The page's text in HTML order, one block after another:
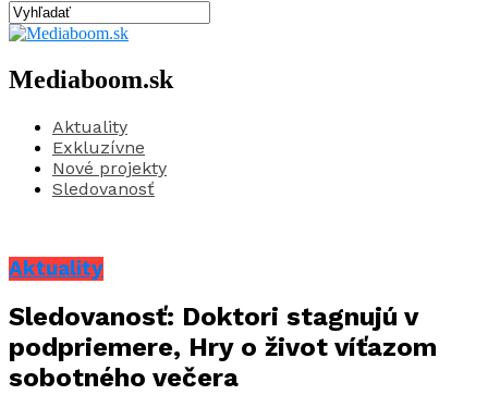
Mediaboom.sk
Aktuality
Exkluzívne
Nové projekty
Sledovanosť
Aktuality
Sledovanosť: Doktori stagnujú v
podpriemere, Hry o život víťazom
sobotného večera